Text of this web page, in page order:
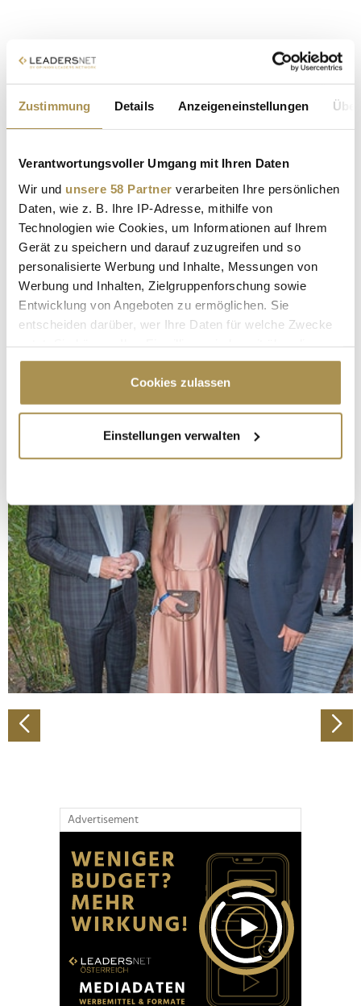
Zustimmung Details Anzeigeneinstellungen
Verantwortungsvoller Umgang mit Ihren Daten
Wir und unsere 58 Partner verarbeiten Ihre persönlichen
Daten, wie z. B. Ihre IP-Adresse, mithilfe von
Technologien wie Cookies, um Informationen auf Ihrem
Gerät zu speichern und darauf zuzugreifen und so
personalisierte Werbung und Inhalte, Messungen von
Werbung und Inhalten, Zielgruppenforschung sowie
Entwicklung von Angeboten zu ermöglichen. Sie
entscheiden darüber, wer Ihre Daten für welche Zwecke
Cookie-Erklärung oder durch Klicken auf das Privacy
Trigger Symbol ändern oder widerrufen
Informationen über Ihre geografische Lage
erfassen, welche bis auf einige Meter genau sein
bestimmten Merkmalen (Fingerprinting) identifizieren
Erfahren Sie mehr darüber, wie Ihre persönlichen Daten
verarbeitet werden, und legen Sie Ihre Präferenzen im
Abschnitt Einzelheitenfest.
Wir verwenden Cookies, um Inhalte und Anzeigen zu
personalisieren, Funktionen für soziale Medien anbieten
zu können und die Zugriffe auf unsere Website zu
analysieren. Außerdem geben wir Informationen zu Ihrer
Verwendung unserer Website an unsere Partner für
soziale Medien, Werbung und Analysen weiter. Unsere
Partner führen diese Informationen möglicherweise mit
Cookies zulassen
Einstellungen verwalten
Advertisement